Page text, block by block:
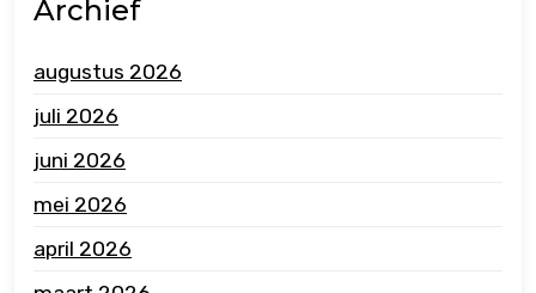
Archief
augustus 2026
juli 2026
juni 2026
mei 2026
april 2026